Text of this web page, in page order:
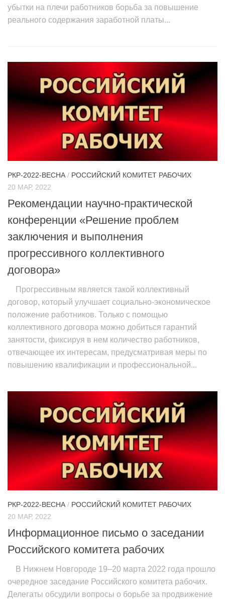
убытки на плечи работников борьба за повышение
реального содержания заработной платы...
РКР-2022-ВЕСНА / РОССИЙСКИЙ КОМИТЕТ РАБОЧИХ
20 МАР, 2022
Рекомендации научно-практической
конференции «Решение проблем
заключения и выполнения
прогрессивного коллективного
договора»
Прогрессивным является такой коллективный
договор, который улучшает социально-экономическое
положение работников. Только с помощью
коллективного договора можно добиться гарантий
занятости, фиксируя в нем количество работников,
отвечающее их интересам, предусматривая меры по
повышению квалификации и профессиональной...
РКР-2022-ВЕСНА/ РОССИЙСКИЙ КОМИТЕТ РАБОЧИХ
20 МАР, 2022
Информационное письмо о заседании
Российского комитета рабочих
В Нижнем Новгороде 19–20 марта 2022 года прошло
очередное заседание Российского комитета рабочих.
Делегаты обсудили вопросы о борьбе за продвижение